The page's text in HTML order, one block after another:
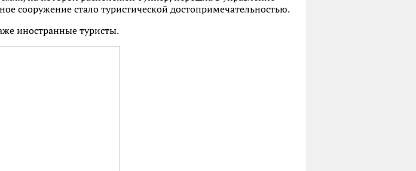
сооружение стало туристической достопримечательностью.
иностранные туристы.